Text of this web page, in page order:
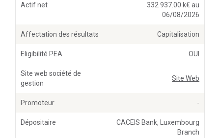
Actif net
332 937.00 k€ au
06/08/2026
Affectation des résultats Capitalisation
Eligibilité PEA OUI
Site web société de
gestion
Site Web
Promoteur -
Dépositaire
CACEIS Bank, Luxembourg
Branch